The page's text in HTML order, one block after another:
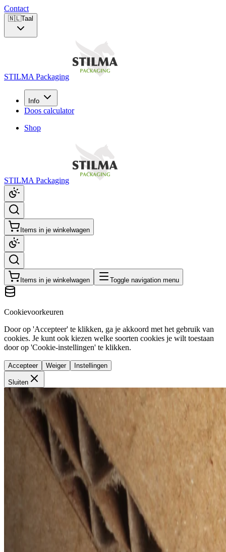
Contact
🇳🇱Taal
STILMA Packaging
Info
Doos calculator
Shop
STILMA Packaging
Items in je winkelwagen
Items in je winkelwagen Toggle navigation menu
Cookievoorkeuren
Door op 'Accepteer' te klikken, ga je akkoord met het gebruik van
cookies. Je kunt ook kiezen welke soorten cookies je wilt toestaan
door op 'Cookie-instellingen' te klikken.
Accepteer Weiger Instellingen
Sluiten